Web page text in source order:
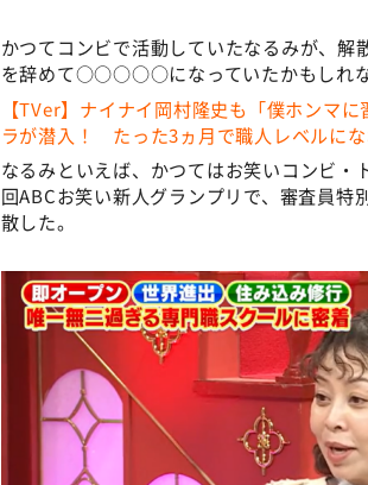
かつてコンビで活動していたなるみが、
を辞めて○○○○○になっていたかもしれ
【TVer】ナイナイ岡村隆史も「僕ホンマ
ラが潜入！ たった3ヵ月で職人レベルに
なるみといえば、かつてはお笑いコンビ
回ABCお笑い新人グランプリで、審査員
散した。